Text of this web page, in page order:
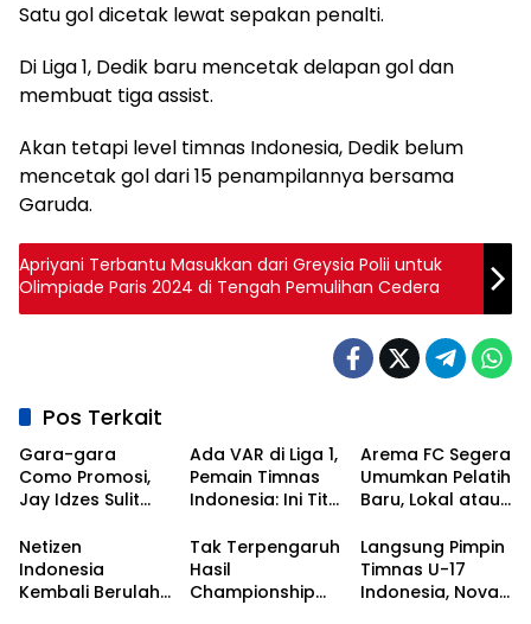
Satu gol dicetak lewat sepakan penalti.
Di Liga 1, Dedik baru mencetak delapan gol dan
membuat tiga assist.
Akan tetapi level timnas Indonesia, Dedik belum
mencetak gol dari 15 penampilannya bersama
Garuda.
Apriyani Terbantu Masukkan dari Greysia Polii untuk
Olimpiade Paris 2024 di Tengah Pemulihan Cedera
Pos Terkait
Gara-gara
Como Promosi,
Jay Idzes Sulit
Timnas
Indonesia Vs
Irak?
Ada VAR di Liga 1,
Pemain Timnas
Indonesia: Ini Titik
Kebangkitan
Sepak Bola
Nasional!
Arema FC Segera
Umumkan Pelatih
Baru, Lokal atau
Netizen
Indonesia
Kembali Berulah,
Tak Terpengaruh
Hasil
Championship
Langsung Pimpin
Timnas U-17
Indonesia, Nova